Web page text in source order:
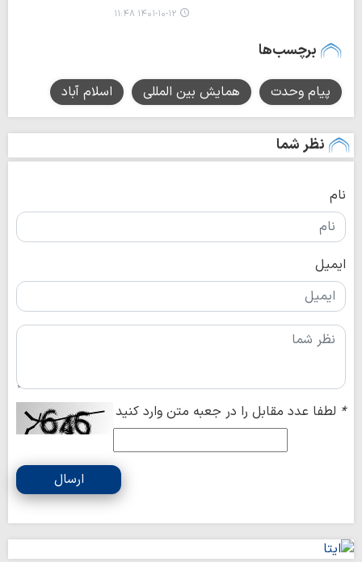
۱۴۰۱-۱۰-۱۲ ۱۱:۴۸
برچسب‌ها
پیام وحدت همایش بین المللی اسلام آباد
نظر شما
نام
ایمیل
* لطفا عدد مقابل را در جعبه متن وارد کنید
ارسال